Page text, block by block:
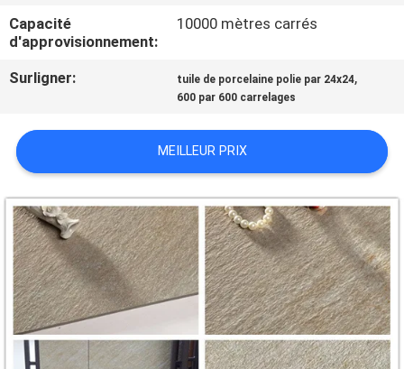
LA
QUALITÉ
CONTACTER
DEMANDEZ
UN DEVIS
PLAN
DU
SITE
Capacité
d'approvisionnement:
10000 mètres carrés
Surligner: tuile de porcelaine polie par 24x24,
600 par 600 carrelages
MEILLEUR PRIX